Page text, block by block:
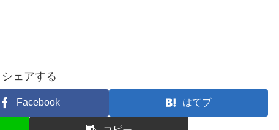
シェアする
Facebook はてブ